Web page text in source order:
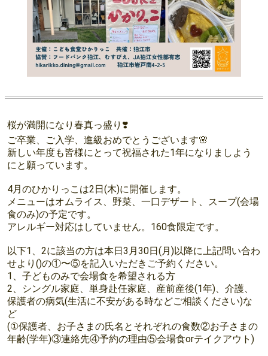
桜が満開になり春真っ盛り❣️
ご卒業、ご入学、進級おめでとうございます🌸
新しい年度も皆様にとって祝福された1年になりましよう
にと願っています。
4月のひかりっこは2日(木)に開催します。
メニューはオムライス、野菜、一口デザート、スープ(会場
食のみ)の予定です。
アレルギー対応はしていません。160食限定です。
以下1、2に該当の方は本日3月30日(月)以降に上記問い合わ
せより()の①〜⑤を記入いただきご予約ください。
1、子どものみで会場食を希望される方
2、シングル家庭、単身赴任家庭、産前産後(1年)、介護、
保護者の病気(生活に不安がある時などご相談ください)な
ど
(①保護者、お子さまの氏名とそれぞれの食数②お子さまの
年齢(学年)③連絡先④予約の理由⑤会場食orテイクアウト)